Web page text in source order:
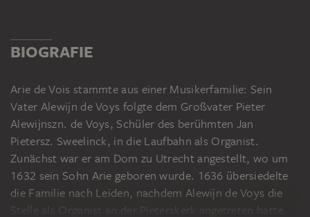
BIOGRAFIE
Arie de Vois stammte aus einer Musikerfamilie: Sein
Vater Alewijn de Voys folgte dem Großvater Pieter
Alewijnszn. de Voys, Schüler des berühmten Jan
Pietersz. Sweelinck, in die Laufbahn als Organist.
Zunächst war er am Dom zu Utrecht angestellt, wo um
1632 sein Sohn Arie geboren wurde. 1636 übersiedelte
die Familie nach Leiden, nachdem Alewijn de Voys die
Stelle als Organist an der Pieterskerk angetreten hatte.